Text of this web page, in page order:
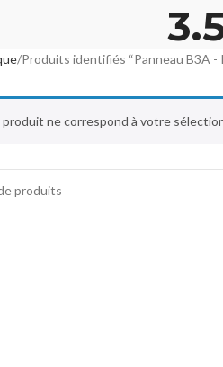
Produits identifiés “Panneau B3A
ne correspond à votre